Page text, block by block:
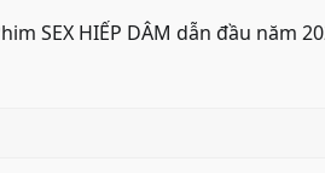
SEX HIẾP DÂM dẫn đầu năm